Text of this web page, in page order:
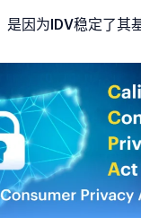
因为IDV稳定了其